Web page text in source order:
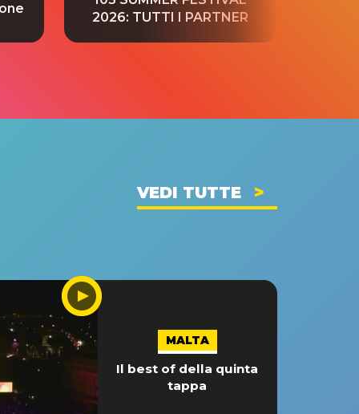
2026: TUTTI I PARTNER
VEDI TUTTE
MALTA
Il best of della quinta
tappa